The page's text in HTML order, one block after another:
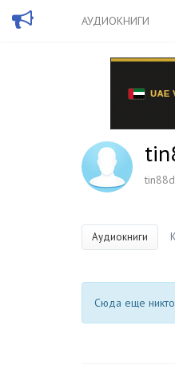
АУДИОКНИГИ
Аудиокниги
Сюда еще никто